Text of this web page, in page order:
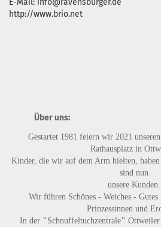
E-Mail: info@ravensburger.de
http://www.brio.net
Über uns:
Gestartet 1981 feiern wir 2021
Rathausplatz in
Kinder, die wir auf dem Arm hielten,
sind nun
unsere Kunden.
Wir führen Schönes - Weiches - Gutes
Prinzessinnen und
In der " Schnuffeltuchzentrale"